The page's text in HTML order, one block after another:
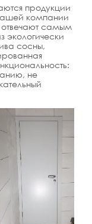
продукции
компании
отвечают самым
экологически
сосны,
не